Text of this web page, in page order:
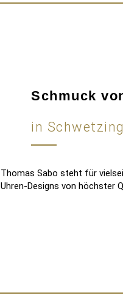
Schmuck
in
Thomas Sabo steht für
Uhren-Designs von höchster